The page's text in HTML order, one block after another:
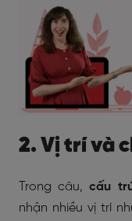
2. Vị trí và
Trong câu,cấu
nhận nhiều vị trí